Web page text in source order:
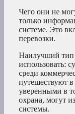
Чего они не
только
системе. Это
перевозки.
Наилучший тип
использовать:
среди
путешествуют
уверенными в
охрана, могут
системы.